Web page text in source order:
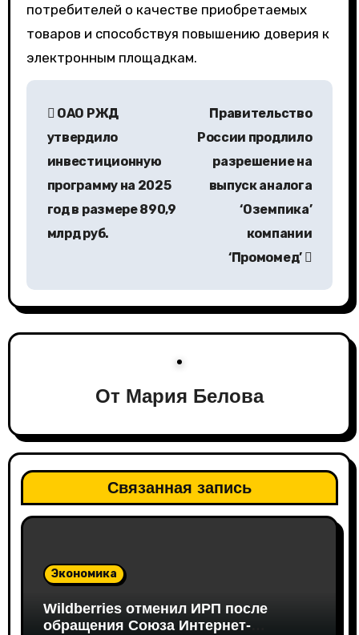
потребителей о качестве приобретаемых
товаров и способствуя повышению доверия к
электронным площадкам.
ц
и
з
п
ОАО РЖД
утвердило
инвестиционную
программу на 2025
год в размере 890,9
млрд руб.
Правительство
России продлило
разрешение на
выпуск аналога
‘Оземпика’
компании
‘Промомед’
От Мария Белова
Связанная запись
Экономика
Wildberries отменил ИРП после
обращения Союза Интернет-